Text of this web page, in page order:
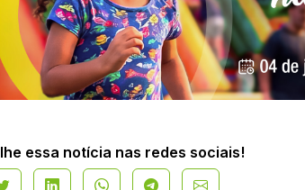
essa notícia nas redes sociais!